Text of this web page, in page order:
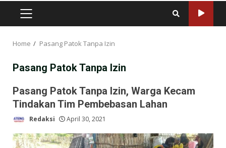
PRIMARY
MENU
Home Pasang Patok Tanpa Izin
Pasang Patok Tanpa Izin
Pasang Patok Tanpa Izin, Warga Kecam
Tindakan Tim Pembebasan Lahan
Redaksi April 30, 2021